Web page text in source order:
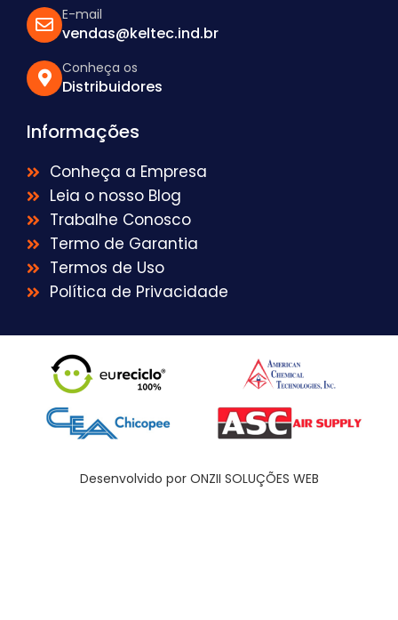
E-mail
vendas@keltec.ind.br
Conheça os
Distribuidores
Informações
Conheça a Empresa
Leia o nosso Blog
Trabalhe Conosco
Termo de Garantia
Termos de Uso
Política de Privacidade
Desenvolvido por ONZII SOLUÇÕES WEB